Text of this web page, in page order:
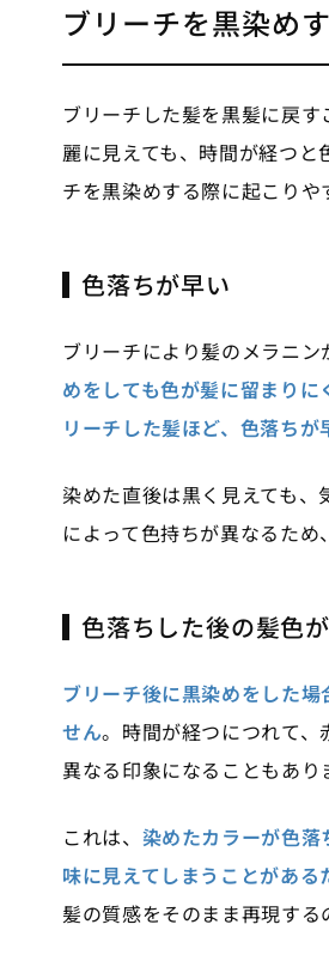
ブリーチを黒染め
ブリーチした髪を黒髪に戻
麗に見えても、時間が経つ
チを黒染めする際に起こりや
色落ちが早い
ブリーチにより髪のメラニ
めをしても色が髪に留まり
リーチした髪ほど、色落ちが
染めた直後は黒く見えても
によって色持ちが異なるため
色落ちした後の髪色
ブリーチ後に黒染めをした
せん。時間が経つにつれて
異なる印象になることもあり
これは、 染めたカラーが色
味に見えてしまうことがある
髪の質感をそのまま再現する